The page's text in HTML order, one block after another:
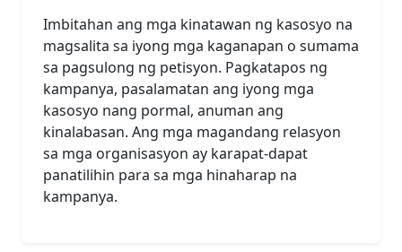
Imbitahan ang mga kinatawan ng kasosyo na
magsalita sa iyong mga kaganapan o sumama
sa pagsulong ng petisyon. Pagkatapos ng
kampanya, pasalamatan ang iyong mga
kasosyo nang pormal, anuman ang
kinalabasan. Ang mga magandang relasyon
sa mga organisasyon ay karapat-dapat
panatilihin para sa mga hinaharap na
kampanya.